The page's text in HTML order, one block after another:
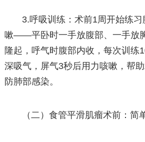
3.呼吸训练：术前1周开始练
嗽——平卧时一手放腹部、一手放
隆起，呼气时腹部内收，每次训练
深吸气，屏气3秒后用力咳嗽，帮
防肺部感染。
（二）食管平滑肌瘤术前：简